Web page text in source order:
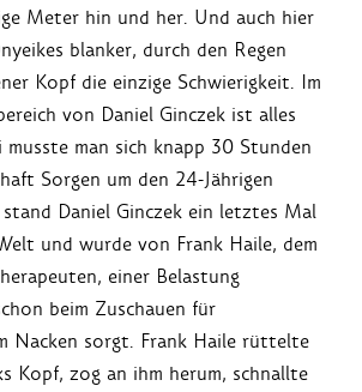
Meter hin und her. Und auch hier
blanker, durch den Regen
Kopf die einzige Schwierigkeit. Im
von Daniel Ginczek ist alles
man sich knapp 30 Stunden
Sorgen um den 24-Jährigen
stand Daniel Ginczek ein letztes Mal
und wurde von Frank Haile, dem
einer Belastung
beim Zuschauen für
Nacken sorgt. Frank Haile rüttelte
Kopf, zog an ihm herum, schnallte